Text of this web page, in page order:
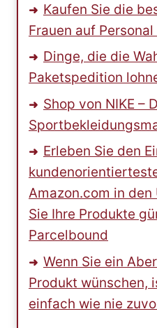
Kaufen Sie die
Frauen auf
Dinge, die die
Paketspedition
Shop von NIKE –
Erleben Sie den
Amazon.com in den
Sie Ihre Produkte
Parcelbound
Wenn Sie ein
Produkt wünschen,
einfach wie nie